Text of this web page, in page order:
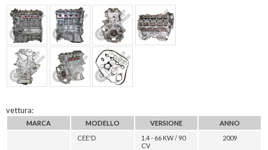
vettura:
MARCA MODELLO VERSIONE
ANNO
CEE'D
1.4 - 66 KW / 90
CV
2009